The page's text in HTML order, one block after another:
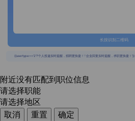
长按识别二维码
{{usertype=='2'?'个人投递实时提醒，招聘更快捷！':'企业回复实时提醒，求职更快捷！'}}
附近没有匹配到职位信息
请选择职能
请选择地区
取消
重置
确定